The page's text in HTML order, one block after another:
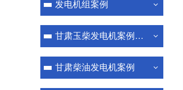
发电机组案例
甘肃玉柴发电机案例展示
甘肃柴油发电机案例